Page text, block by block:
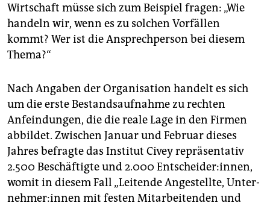
Wirtschaft müsse sich zum Beispiel fragen: „Wie
handeln wir, wenn es zu solchen Vorfällen
kommt? Wer ist die Ansprechperson bei diesem
Thema?“
Nach Angaben der Organisation handelt es sich
um die erste Bestandsaufnahme zu rechten
Anfeindungen, die die reale Lage in den Firmen
abbildet. Zwischen Januar und Februar dieses
Jahres befragte das Institut Civey repräsentativ
2.500 Beschäftigte und 2.000 Entscheider:innen,
womit in diesem Fall „Leitende Angestellte, Un­ter­
neh­me­r:in­nen mit festen Mitarbeitenden und